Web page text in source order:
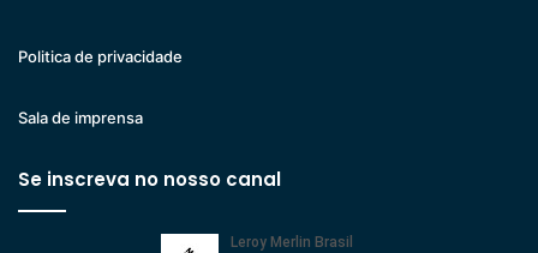
Politica de privacidade
Sala de imprensa
Se inscreva no nosso canal